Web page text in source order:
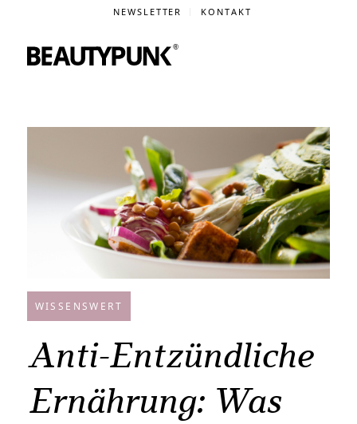
NEWSLETTER KONTAKT
WISSENSWERT
Anti-Entzündliche
Ernährung: Was